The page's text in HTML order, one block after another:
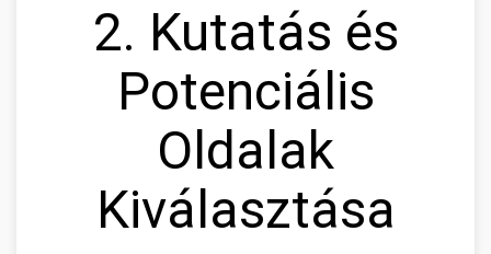
2. Kutatás és
Potenciális
Oldalak
Kiválasztása